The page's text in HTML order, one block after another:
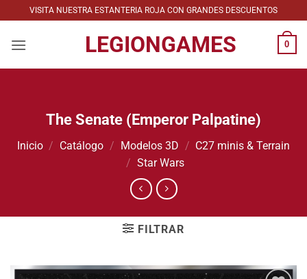
al
contenido
VISITA NUESTRA ESTANTERIA ROJA CON GRANDES DESCUENTOS
LEGIONGAMES 0
The Senate (Emperor Palpatine)
Inicio / Catálogo / Modelos 3D / C27 minis & Terrain
/ Star Wars
FILTRAR